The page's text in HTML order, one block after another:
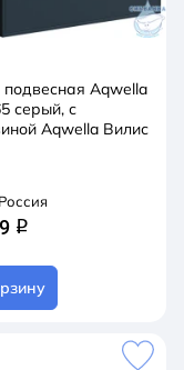
подвесная Aqwella
серый, с
Aqwella Вилис
Россия
q